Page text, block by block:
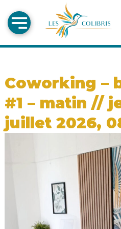
Coworking –
#1 – matin //
juillet 2026,